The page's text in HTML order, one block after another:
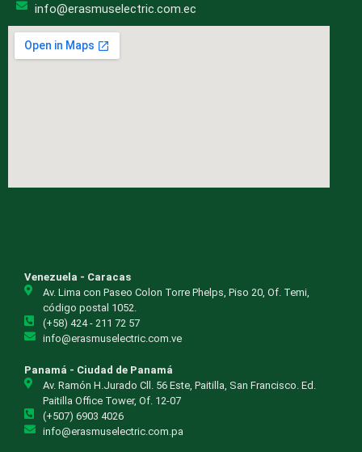
info@erasmuselectric.com.ec
Venezuela - Caracas
Av. Lima con Paseo Colon Torre Phelps, Piso 20, Of. Temi,
código postal 1052.
(+58) 424 - 211 72 57
info@erasmuselectric.com.ve
Panamá - Ciudad de Panamá
Av. Ramón H.Jurado Cll. 56 Este, Paitilla, San Francisco. Ed.
Paitilla Office Tower, Of. 12-07
(+507) 6903 4026
info@erasmuselectric.com.pa